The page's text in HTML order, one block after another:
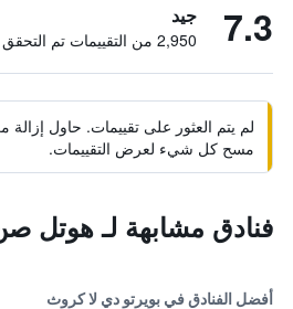
7.3 جيد
2,950 من التقييمات تم التحقق منها
لم يتم العثور على تقييمات. حاول إزالة
مسح كل شيء لعرض التقييمات.
فنادق مشابهة لـ هوتل
أفضل الفنادق في بويرتو دي لا كروث